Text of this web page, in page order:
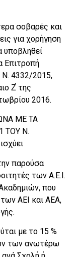
σοβαρές και
για χορήγηση
υποβληθεί
Επιτροπή
Ν. 4332/2015,
Ζ́ της
2016.
ΜΕ ΤΑ
ΤΟΥ Ν.
παρούσα
των A.E.I.
που
ΑΕΙ και ΑΕΑ,
με το 15 %
των ανωτέρω